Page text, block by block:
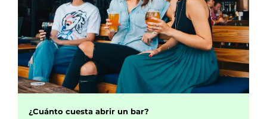
¿Cuánto cuesta abrir un bar?